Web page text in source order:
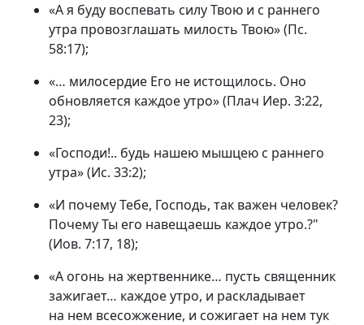
«А я буду воспевать силу Твою и с раннего
утра провозглашать милость Твою» (Пс.
58:17);
«… милосердие Его не истощилось. Оно
обновляется каждое утро» (Плач Иер. 3:22,
23);
«Господи!.. будь нашею мышцею с раннего
утра» (Ис. 33:2);
«И почему Тебе, Господь, так важен человек?
Почему Ты его навещаешь каждое утро.?"
(Иов. 7:17, 18);
«А огонь на жертвеннике… пусть священник
зажигает… каждое утро, и раскладывает
на нем всесожжение, и сожигает на нем тук